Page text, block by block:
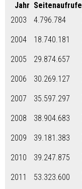
Jahr Seitenaufrufe
2003
4.796.784
2004
18.740.181
2005
29.874.657
2006
30.269.127
2007
35.597.297
2008
38.904.683
2009
39.181.383
2010
39.247.875
2011
53.323.600